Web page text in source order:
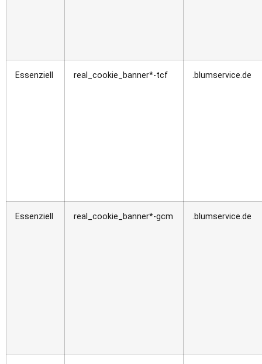
Essenziell real_cookie_banner*-tcf .blumservice.de
Essenziell real_cookie_banner*-gcm .blumservice.de